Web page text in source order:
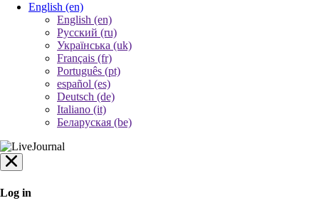
English (en)
English (en)
Русский (ru)
Українська (uk)
Français (fr)
Português (pt)
español (es)
Deutsch (de)
Italiano (it)
Беларуская (be)
Log in